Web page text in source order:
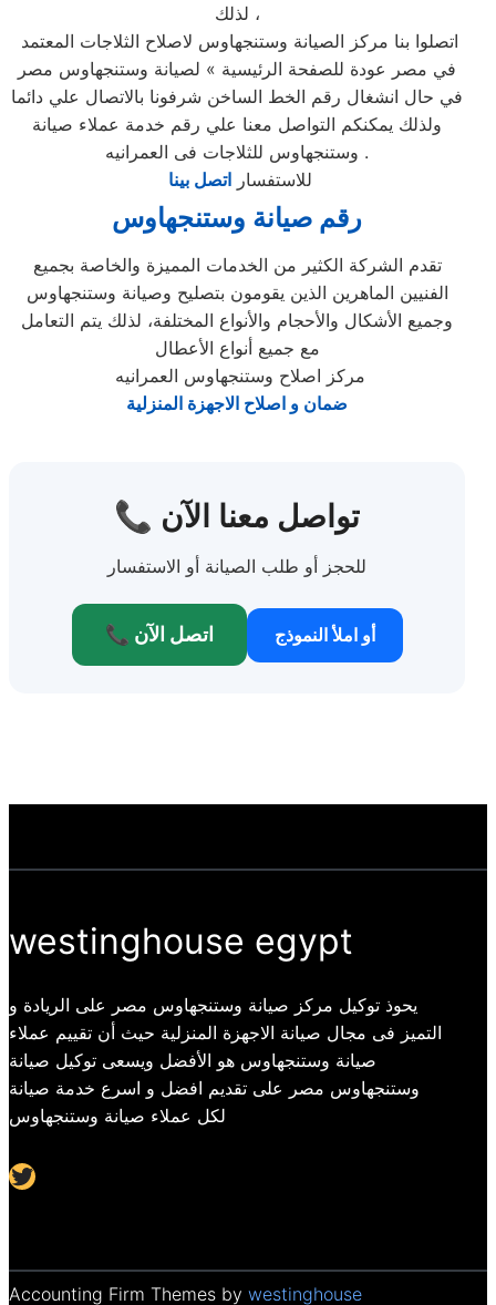
لذلك ،
في مصر عودة للصفحة الرئيسية » لصيانة وستنجهاوس مصر
في حال انشغال رقم الخط الساخن شرفونا بالاتصال علي دائما
ولذلك يمكنكم التواصل معنا علي رقم خدمة عملاء صيانة
وستنجهاوس للثلاجات فى العمرانيه .
للاستفساراتصل بينا
رقم صيانة وستنجهاوس
تقدم الشركة الكثير من الخدمات المميزة والخاصة بجميع
الفنيين الماهرين الذين يقومون بتصليح وصيانة وستنجهاوس
وجميع الأشكال والأحجام والأنواع المختلفة، لذلك يتم التعامل
مع جميع أنواع الأعطال
مركز اصلاح وستنجهاوس العمرانيه
ضمان و اصلاح الاجهزة المنزلية
📞 تواصل معنا الآن
للحجز أو طلب الصيانة أو الاستفسار
📞 اتصل الآن أو املأ النموذج
westinghouse egypt
يحوذ توكيل مركز صيانة وستنجهاوس مصر على الريادة و
التميز فى مجال صيانة الاجهزة المنزلية حيث أن تقييم عملاء
صيانة وستنجهاوس هو الأفضل ويسعى توكيل صيانة
وستنجهاوس مصر على تقديم افضل و اسرع خدمة صيانة
لكل عملاء صيانة وستنجهاوس
Twitter
Accounting Firm Themes by westinghouse